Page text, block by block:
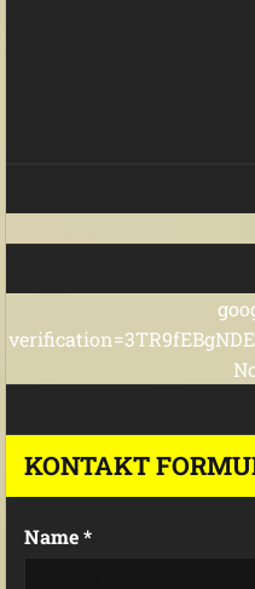
KONTAKT
Name *